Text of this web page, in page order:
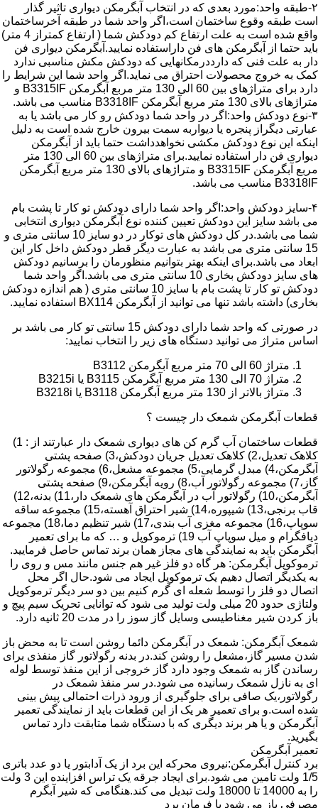
۲-طبقه واحد:مورد بعدی که در انتخاب آبگرمکن دیواری تاثیر گذار
است طبقه وقوع ساختمان است،اگر واحد شما در طبقه آخرساختمان
واقع شده است به علت ارتفاع کم دودکش شما ( ارتفاع کمتراز 4 متر)
باید حتما از آبگرمکن های فن داراستفاده نمایید.آبگرمکن دیواری فن
دار به علت فنی که دارددرمکانهایی که دودکش مکش مناسبی ندارد
کمک به خروج محصولات احتراق می نماید.اگر واحد شما این شرایط را
دارد برای متراژهای بین 60 الی 130 متر مربع آبگرمکن B3315IF و
متراژهای بالای 130 متر مربع آبگرمکن B3318IF مناسب می باشد.
۳-نوع دودکش واحد:اگر در واحد شما دودکش رو کار می باشد یا به
عبارتی دیگراز پنجره یا دیواربه سمت بیرون خارج شده است به دلیل
اینکه این نوع دودکش مکشی نخواهدداشت حتما باید از آبگرمکن
دیواری فن دار استفاده نمایید.برای متراژهای بین 60 الی 130 متر
مربع آبگرمکن B3315IF و متراژهای بالای 130 متر مربع آبگرمکن
B3318IF مناسب می باشد.
۴-سایز دودکش واحد:اگر واحد شما دارای دودکش تو کار تا پشت بام
می باشد سایز این دودکش تعیین کننده نوع آبگرمکن دیواری انتخابی
شما می باشد.در کل دودکش های توکار در دو سایز 10 سانتی متری و
15 سانتی متری می باشد به عبارت دیگر قطر دودکش داخل کار این
ابعاد می باشد.برای اینکه بهتر بتوانیم منظورمان را برسانیم دودکش
های سایز دودکش بخاری 10 سانتی متری می باشد.اگر واحد شما
دودکش تو کار تا پشت بام با سایز 10 سانتی متری ( هم اندازه دودکش
بخاری) داشته باشد تنها می توانید از آبگرمکن BX114 استفاده نمایید.
در صورتی که واحد شما دارای دودکش 15 سانتی تو کار می باشد بر
اساس متراژ می توانید دستگاه های زیر را انتخاب نمایید:
متراژ 60 الی 70 متر مربع آبگرمکن B3112
متراژ 70 الی 130 متر مربع آبگرمکن B3115 یا B3215i
متراژ بالاتر از 130 متر مربع آبگرمکن B3118 یا B3218i
قطعات آبگرمکن شمعک دار چیست ؟
قطعات ساختمان آب گرم کن های دیواری شمعک دار عبارتند از : 1)
کلاهک تعدیل،2) کلاهک تعدیل جریان دودکش،3) صفحه پشتی
آبگرمکن،4) مبدل گرمایی،5) مجموعه مشعل،6) مجموعه رگولاتور
گاز،7) مجموعه رگولاتور آب،8) رویه آبگرمکن،9) صفحه پشتی
آبگرمکن،10) رگولاتور آب در آبگرمکن های شمعک دار،11) بدنه،12)
قاب برنجی،13) شیپوره،14) شیر احتراق آهسته،15) مجموعه ساقه
سوپاپ،16) مجموعه مغزی آب بندی،17) شیر تنظیم دما،18) مجموعه
دیافگرام و میل سوپاپ آب 19) ترموکوپل و … که ما برای تعمیر
آبگرمکن باید به نمایندگی های مجاز همان برند تماس حاصل فرمایید.
ترموکوپل آبگرمکن: هر گاه دو فلز غیر هم جنس مانند مس و روی را
به یکدیگر اتصال دهیم یک ترموکوپل ایجاد می شود.حال اگر محل
اتصال دو فلز را توسط شعله ای گرم کنیم بین دو سر دیگر ترموکوپل
ولتاژی حدود 20 میلی ولت تولید می شود که توانایی تحریک سیم پیچ و
باز کردن شیر مغناطیسی وسایل گاز سوز را در مدت 20 ثانیه دارد.
شمعک آبگرمکن: شمعک در آبگرمکن دائما روشن است تا به محض باز
شدن مسیر گاز،مشعل را روشن کند.در بدنه رگولاتور گاز منفذی برای
رساندن گاز به شمعک وجود دارد گاز خروجی از این منفذ توسط لوله
ای به نازل شمعک رسانیده می شود.در سر منفذ شمعک در
رگولاتور،یک صافی برای جلوگیری از ورود ذرات احتمالی پیش بینی
شده است.و برای تعمیر هر یک از این قطعات باید از نمایندگی تعمیر
آبگرمکن و یا هر برند دیگری که با دستگاه شما متابقت دارد تماس
بگیرید.
تعمیر آبگرمکن
برد کنترل آبگرمکن:نیروی محرکه این برد از یک آدابتور یا دو عدد باتری
1/5 ولت تامین می شود.برای ایجاد جرقه یک تراس افزاینده این 3 ولت
را به 14000 تا 18000 ولت تبدیل می کند.هنگامی که شیر آبگرم
مصرفی باز می شود با فرمان برد